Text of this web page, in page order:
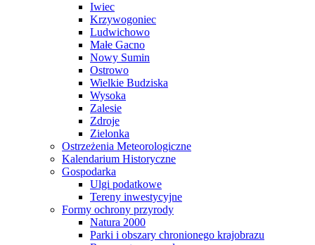
Iwiec
Krzywogoniec
Ludwichowo
Małe Gacno
Nowy Sumin
Ostrowo
Wielkie Budziska
Wysoka
Zalesie
Zdroje
Zielonka
Ostrzeżenia Meteorologiczne
Kalendarium Historyczne
Gospodarka
Ulgi podatkowe
Tereny inwestycyjne
Formy ochrony przyrody
Natura 2000
Parki i obszary chronionego krajobrazu